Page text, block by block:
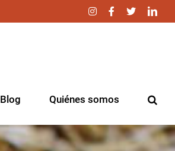
InstagramFacebook
Twitter
Blog Quiénes somos